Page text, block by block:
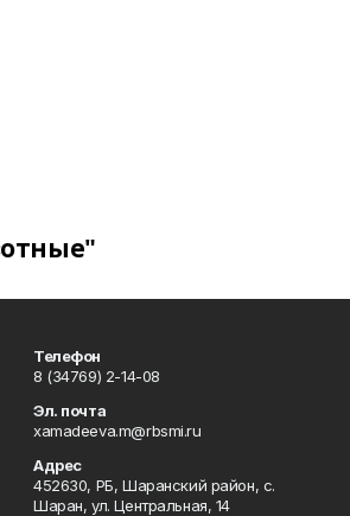
Телефон
8 (34769) 2-14-08
Эл. почта
xamadeeva.m@rbsmi.ru
Адрес
452630, РБ, Шаранский район, с.
Шаран, ул. Центральная, 14